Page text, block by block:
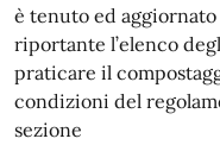
è tenuto ed
riportante l’elenco
praticare il
condizioni del
sezione